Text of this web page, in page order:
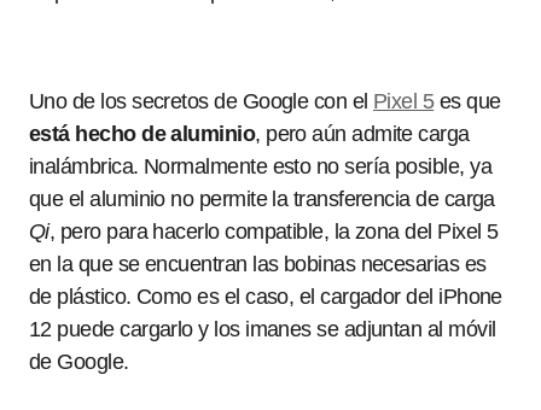
Uno de los secretos de Google con el Pixel 5es que
está hecho de aluminio, pero aún admite carga
inalámbrica. Normalmente esto no sería posible, ya
que el aluminio no permite la transferencia de carga
Qi, pero para hacerlo compatible, la zona del Pixel 5
en la que se encuentran las bobinas necesarias es
de plástico. Como es el caso, el cargador del iPhone
12 puede cargarlo y los imanes se adjuntan al móvil
de Google.